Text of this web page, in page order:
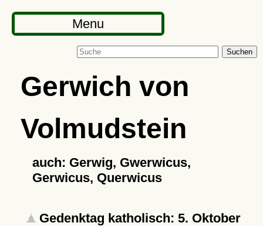
Menu
Suchen
Gerwich von
Volmudstein
auch: Gerwig, Gwerwicus,
Gerwicus, Querwicus
Gedenktag katholisch: 5. Oktober